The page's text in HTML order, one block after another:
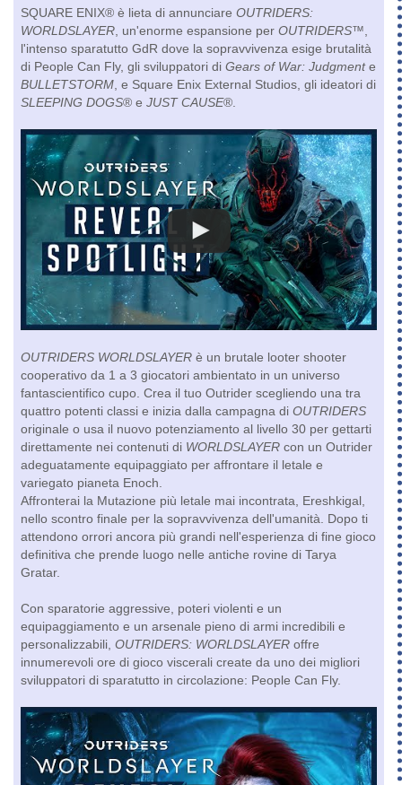
SQUARE ENIX® è lieta di annunciare OUTRIDERS:
WORLDSLAYER, un'enorme espansione per OUTRIDERS™,
l'intenso sparatutto GdR dove la sopravvivenza esige brutalità
di People Can Fly, gli sviluppatori di Gears of War: Judgmente
BULLETSTORM, e Square Enix External Studios, gli ideatori di
SLEEPING DOGS® e JUST CAUSE®.
OUTRIDERS WORLDSLAYER è un brutale looter shooter
cooperativo da 1 a 3 giocatori ambientato in un universo
fantascientifico cupo. Crea il tuo Outrider scegliendo una tra
quattro potenti classi e inizia dalla campagna di OUTRIDERS
originale o usa il nuovo potenziamento al livello 30 per gettarti
direttamente nei contenuti di WORLDSLAYER con un Outrider
adeguatamente equipaggiato per affrontare il letale e
variegato pianeta Enoch.
Affronterai la Mutazione più letale mai incontrata, Ereshkigal,
nello scontro finale per la sopravvivenza dell'umanità. Dopo ti
attendono orrori ancora più grandi nell'esperienza di fine gioco
definitiva che prende luogo nelle antiche rovine di Tarya
Gratar.
Con sparatorie aggressive, poteri violenti e un
equipaggiamento e un arsenale pieno di armi incredibili e
personalizzabili, OUTRIDERS: WORLDSLAYER offre
innumerevoli ore di gioco viscerali create da uno dei migliori
sviluppatori di sparatutto in circolazione: People Can Fly.